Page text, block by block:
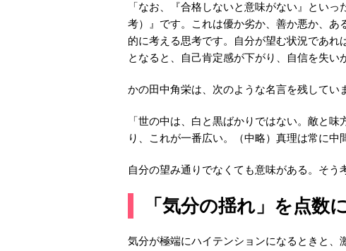
「なお、『合格しないと意味がない』とい
考）』です。これは優か劣か、善か悪か、あ
的に考える思考です。自分が望む状況であ
となると、自己肯定感が下がり、自信を失い
かの田中角栄は、次のような名言を残してい
「世の中は、白と黒ばかりではない。敵と
り、これが一番広い。（中略）真理は常に中
自分の望み通りでなくても意味がある。そう
「気分の揺れ」を点数
気分が極端にハイテンションになるときと